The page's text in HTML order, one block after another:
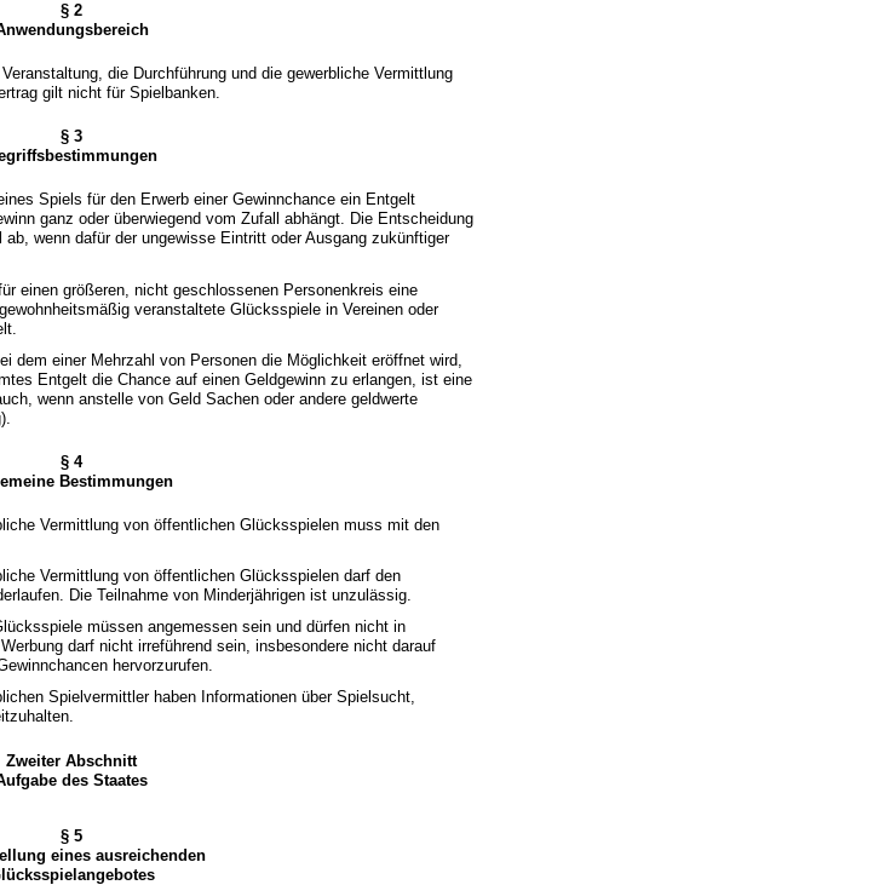
§ 2
die Durchführung und die gewerbliche Vermittlung
gilt nicht für Spielbanken.
§ 3
Spiels für den Erwerb einer Gewinnchance ein Entgelt
ganz oder überwiegend vom Zufall abhängt. Die Entscheidung
wenn dafür der ungewisse Eintritt oder Ausgang zukünftiger
einen größeren, nicht geschlossenen Personenkreis eine
veranstaltete Glücksspiele in Vereinen oder
dem einer Mehrzahl von Personen die Möglichkeit eröffnet wird,
Entgelt die Chance auf einen Geldgewinn zu erlangen, ist eine
wenn anstelle von Geld Sachen oder andere geldwerte
§ 4
Bestimmungen
Vermittlung von öffentlichen Glücksspielen muss mit den
Vermittlung von öffentlichen Glücksspielen darf den
Die Teilnahme von Minderjährigen ist unzulässig.
müssen angemessen sein und dürfen nicht in
darf nicht irreführend sein, insbesondere nicht darauf
hervorzurufen.
Spielvermittler haben Informationen über Spielsucht,
Zweiter Abschnitt
des Staates
§ 5
eines ausreichenden